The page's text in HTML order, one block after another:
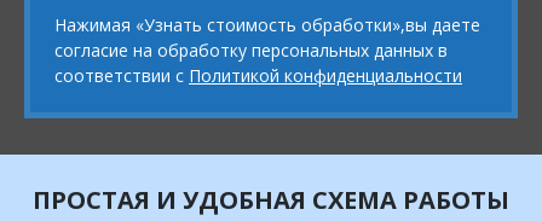
Нажимая «Узнать стоимость обработки»,вы даете
согласие на обработку персональных данных в
соответствии с Политикой конфиденциальности
ПРОСТАЯ И УДОБНАЯ СХЕМА РАБОТЫ